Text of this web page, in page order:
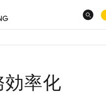
ド予測AI・UMWELT(ウムベルト)
トピックスから探す
効率化